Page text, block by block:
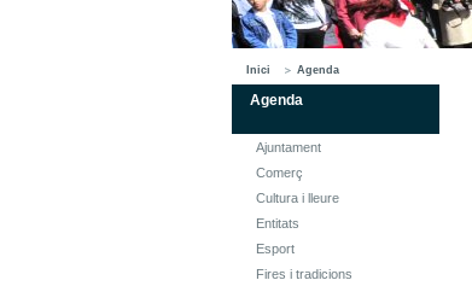
Inici Agenda
Agenda
Ajuntament
Comerç
Cultura i lleure
Entitats
Esport
Fires i tradicions